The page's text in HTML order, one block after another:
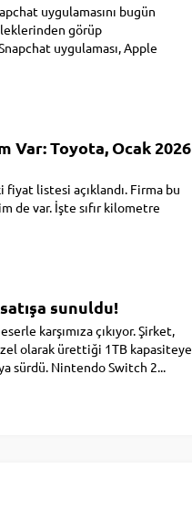
uygulamasını bugün
görüp
uygulaması, Apple
Var: Toyota, Ocak 2026
fiyat listesi açıklandı. Firma bu
de var. İşte sıfır kilometre
sunuldu!
karşımıza çıkıyor. Şirket,
olarak ürettiği 1TB kapasiteye
sürdü. Nintendo Switch 2...